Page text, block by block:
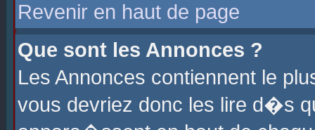
Revenir en haut de page
Que sont les Annonces ?
Les Annonces contiennent le
vous devriez donc les lire d�s